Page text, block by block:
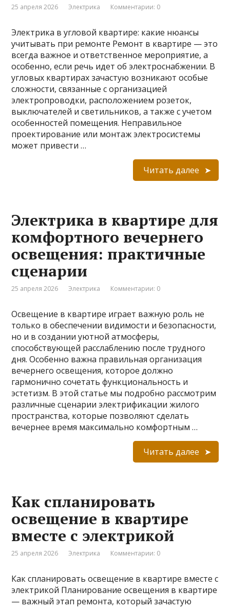
25 апреля 2026 Электрика Комментарии: 0
Электрика в угловой квартире: какие нюансы
учитывать при ремонте Ремонт в квартире — это
всегда важное и ответственное мероприятие, а
особенно, если речь идет об электроснабжении. В
угловых квартирах зачастую возникают особые
сложности, связанные с организацией
электропроводки, расположением розеток,
выключателей и светильников, а также с учетом
особенностей помещения. Неправильное
проектирование или монтаж электросистемы
может привести …
Читать далее
Электрика в квартире для
комфортного вечернего
освещения: практичные
сценарии
25 апреля 2026 Электрика Комментарии: 0
Освещение в квартире играет важную роль не
только в обеспечении видимости и безопасности,
но и в создании уютной атмосферы,
способствующей расслаблению после трудного
дня. Особенно важна правильная организация
вечернего освещения, которое должно
гармонично сочетать функциональность и
эстетизм. В этой статье мы подробно рассмотрим
различные сценарии электрификации жилого
пространства, которые позволяют сделать
вечернее время максимально комфортным …
Читать далее
Как спланировать
освещение в квартире
вместе с электрикой
25 апреля 2026 Электрика Комментарии: 0
Как спланировать освещение в квартире вместе с
электрикой Планирование освещения в квартире
— важный этап ремонта, который зачастую